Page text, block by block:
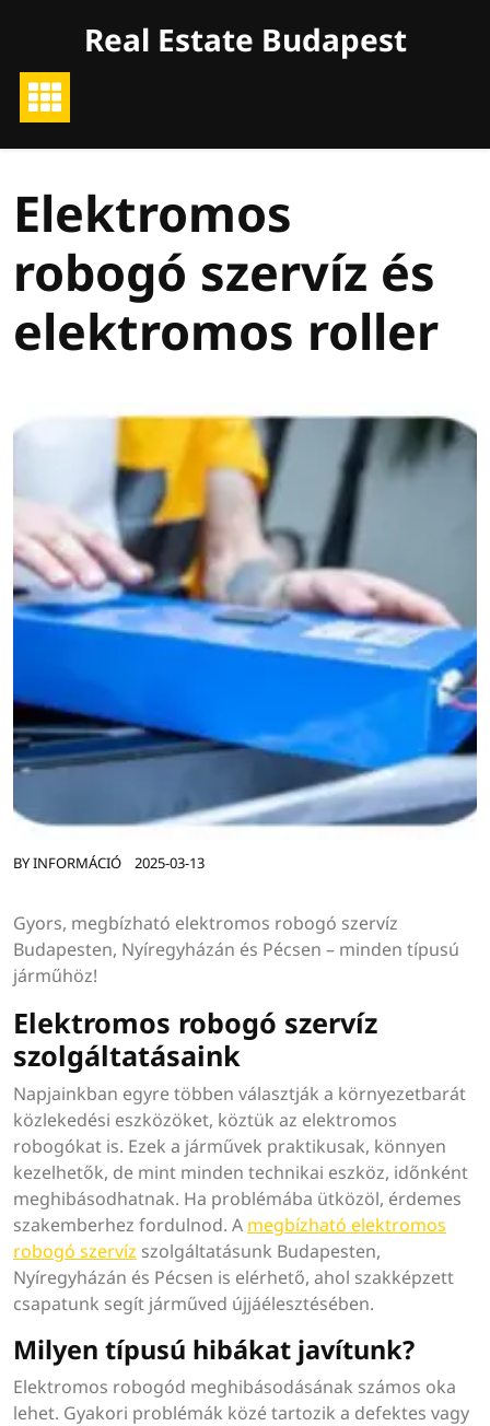
Real Estate Budapest
Elektromos
robogó szervíz és
elektromos roller
BYINFORMÁCIÓ 2025-03-13
Gyors, megbízható elektromos robogó szervíz
Budapesten, Nyíregyházán és Pécsen – minden típusú
járműhöz!
Elektromos robogó szervíz
szolgáltatásaink
Napjainkban egyre többen választják a környezetbarát
közlekedési eszközöket, köztük az elektromos
robogókat is. Ezek a járművek praktikusak, könnyen
kezelhetők, de mint minden technikai eszköz, időnként
meghibásodhatnak. Ha problémába ütközöl, érdemes
szakemberhez fordulnod. A megbízható elektromos
robogó szervíz szolgáltatásunk Budapesten,
Nyíregyházán és Pécsen is elérhető, ahol szakképzett
csapatunk segít járműved újjáélesztésében.
Milyen típusú hibákat javítunk?
Elektromos robogód meghibásodásának számos oka
lehet. Gyakori problémák közé tartozik a defektes vagy